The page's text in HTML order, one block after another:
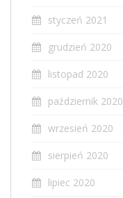
styczeń 2021
grudzień 2020
listopad 2020
październik 2020
wrzesień 2020
sierpień 2020
lipiec 2020